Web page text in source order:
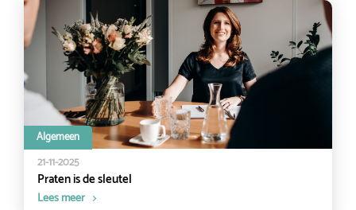
Algemeen
21-11-2025
Praten is de sleutel
Lees meer